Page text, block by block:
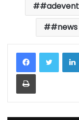
#news
Print